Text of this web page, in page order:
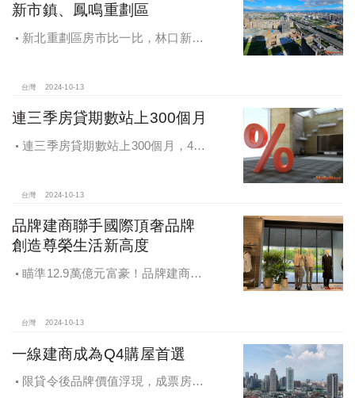
新市鎮、鳳鳴重劃區
新北重劃區房市比一比，林口新市
台灣 2024-10-13
連三季房貸期數站上300個月
連三季房貸期數站上300個月，4都
台灣 2024-10-13
品牌建商聯手國際頂奢品牌
創造尊榮生活新高度
瞄準12.9萬億元富豪！品牌建商聯
台灣 2024-10-13
一線建商成為Q4購屋首選
限貸令後品牌價值浮現，成票房保